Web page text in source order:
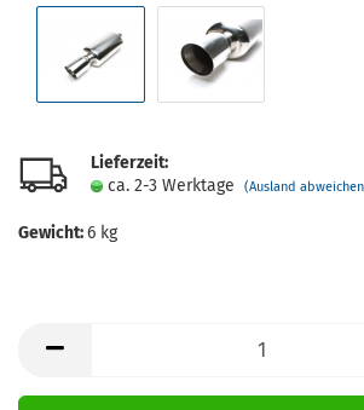
Lieferzeit:
ca. 2-3 Werktage
(Ausland
Gewicht:6 kg